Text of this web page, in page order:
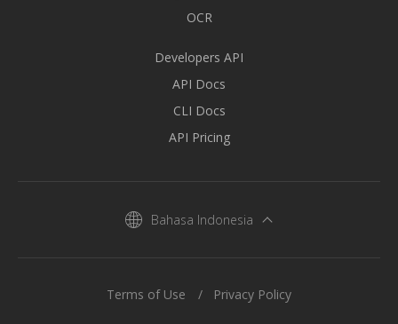
OCR
Developers API
API Docs
CLI Docs
API Pricing
Bahasa Indonesia
Terms of Use Privacy Policy